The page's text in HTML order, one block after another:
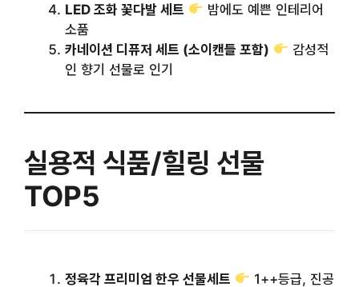
LED 조화 꽃다발 세트
밤에도 예쁜 인테리어
소품
카네이션 디퓨저 세트 (소이캔들 포함)
감성적
인 향기 선물로 인기
실용적 식품/힐링 선물
TOP5
정육각 프리미엄 한우 선물세트
1++등급, 진공